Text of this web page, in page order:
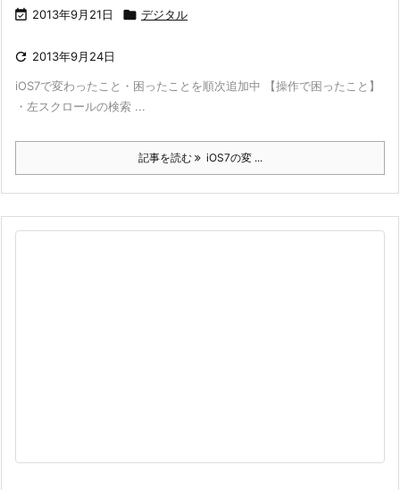
 2013年9月21日  デジタル
 2013年9月24日
iOS7で変わったこと・困ったことを順次追加中 【操作で困ったこと】
・左スクロールの検索 ...
記事を読む iOS7の変 ...